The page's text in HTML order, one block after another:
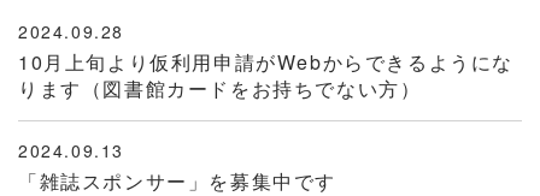
2024.09.28
10月上旬より仮利用申請がWebからできるようにな
ります（図書館カードをお持ちでない方）
2024.09.13
「雑誌スポンサー」を募集中です